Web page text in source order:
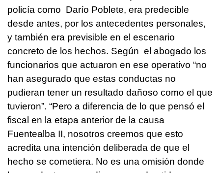
policía como Darío Poblete, era predecible
desde antes, por los antecedentes personales,
y también era previsible en el escenario
concreto de los hechos. Según el abogado los
funcionarios que actuaron en ese operativo “no
han asegurado que estas conductas no
pudieran tener un resultado dañoso como el que
tuvieron”. “Pero a diferencia de lo que pensó el
fiscal en la etapa anterior de la causa
Fuentealba II, nosotros creemos que esto
acredita una intención deliberada de que el
hecho se cometiera. No es una omisión donde